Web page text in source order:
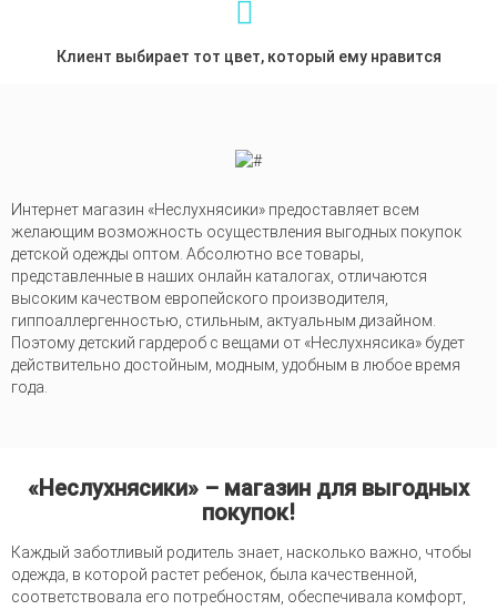
Клиент выбирает тот цвет, который ему нравится
Интернет магазин «Неслухнясики» предоставляет всем
желающим возможность осуществления выгодных покупок
детской одежды оптом. Абсолютно все товары,
представленные в наших онлайн каталогах, отличаются
высоким качеством европейского производителя,
гиппоаллергенностью, стильным, актуальным дизайном.
Поэтому детский гардероб с вещами от «Неслухнясика» будет
действительно достойным, модным, удобным в любое время
года.
«Неслухнясики» – магазин для выгодных
покупок!
Каждый заботливый родитель знает, насколько важно, чтобы
одежда, в которой растет ребенок, была качественной,
соответствовала его потребностям, обеспечивала комфорт,